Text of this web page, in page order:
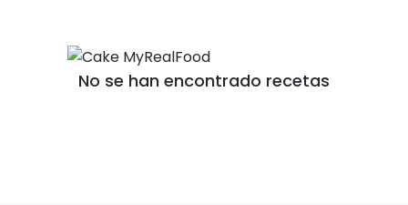
No se han encontrado recetas